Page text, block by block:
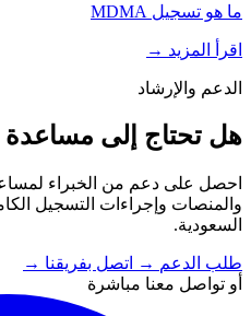
ما هو تسجيل MDMA
اقرأ المزيد →
الدعم والإرشاد
هل تحتاج إلى
احصل على دعم من الخبراء
والمنصات وإجراءات التسجيل
السعودية.
طلب الدعم → اتصل بفريقنا →
أو تواصل معنا مباشرة